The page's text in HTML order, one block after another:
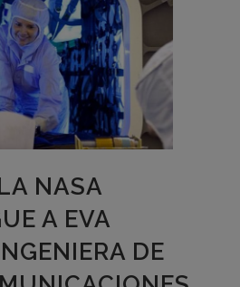
NASA
A EVA
DE